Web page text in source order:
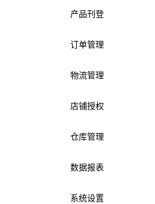
产品刊登
订单管理
物流管理
店铺授权
仓库管理
数据报表
系统设置